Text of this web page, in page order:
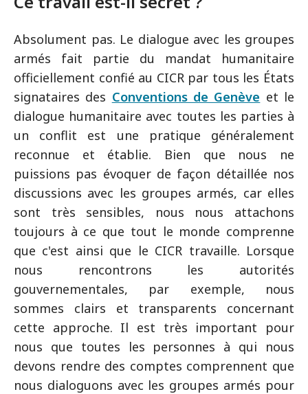
Absolument pas. Le dialogue avec les groupes
armés fait partie du mandat humanitaire
officiellement confié au CICR par tous les États
signataires des Conventions de Genève et le
dialogue humanitaire avec toutes les parties à
un conflit est une pratique généralement
reconnue et établie. Bien que nous ne
puissions pas évoquer de façon détaillée nos
discussions avec les groupes armés, car elles
sont très sensibles, nous nous attachons
toujours à ce que tout le monde comprenne
que c'est ainsi que le CICR travaille. Lorsque
nous rencontrons les autorités
gouvernementales, par exemple, nous
sommes clairs et transparents concernant
cette approche. Il est très important pour
nous que toutes les personnes à qui nous
devons rendre des comptes comprennent que
nous dialoguons avec les groupes armés pour